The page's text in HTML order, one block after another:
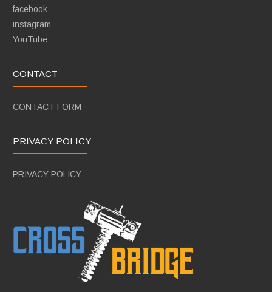
facebook
instagram
YouTube
CONTACT
CONTACT FORM
PRIVACY POLICY
PRIVACY POLICY